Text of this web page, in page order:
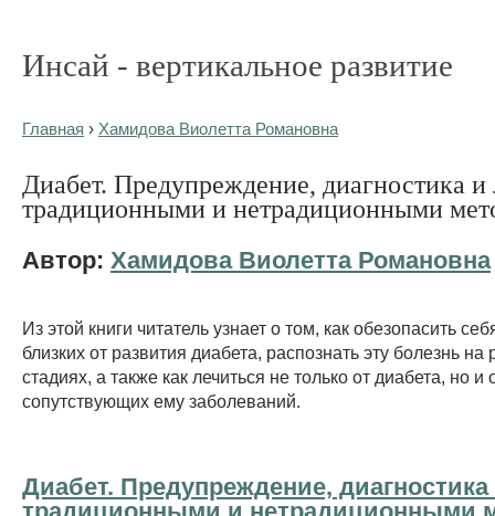
Инсай - вертикальное развитие
Главная › Хамидова Виолетта Романовна
Диабет. Предупреждение, диагностика и
традиционными и нетрадиционными
Автор: Хамидова Виолетта Романовна
Из этой книги читатель узнает о том, как обезопасить
близких от развития диабета, распознать эту болезнь на
стадиях, а также как лечиться не только от диабета, но и
сопутствующих ему заболеваний.
Диабет. Предупреждение,